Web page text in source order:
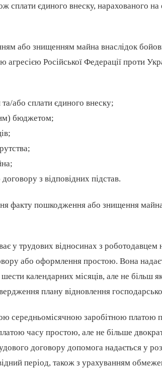
сплати єдиного внеску, нарахованого на
або знищенням майна внаслідок
Російської Федерації проти
та/або сплати єдиного внеску;
бюджетом;
з відповідних підстав.
факту пошкодження або знищення
у трудових відносинах з
або оформлення простою. Вона
календарних місяців, але не більш
плану відновлення
середньомісячною заробітною платою
часу простою, але не більше
договору допомога надається у
період, також з урахуванням